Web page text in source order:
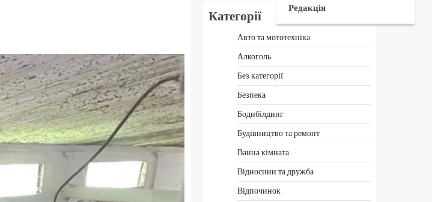
Редакція
Категорії
Авто та мототехніка
Алкоголь
Без категорії
Безпека
Бодибілдинг
Будівництво та ремонт
Ванна кімната
Відносини та дружба
Відпочинок